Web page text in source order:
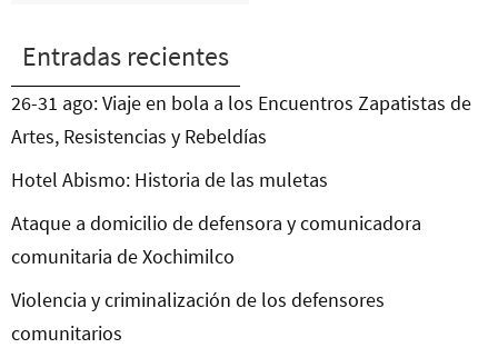
Entradas recientes
26-31 ago: Viaje en bola a los Encuentros Zapatistas de
Artes, Resistencias y Rebeldías
Hotel Abismo: Historia de las muletas
Ataque a domicilio de defensora y comunicadora
comunitaria de Xochimilco
Violencia y criminalización de los defensores
comunitarios